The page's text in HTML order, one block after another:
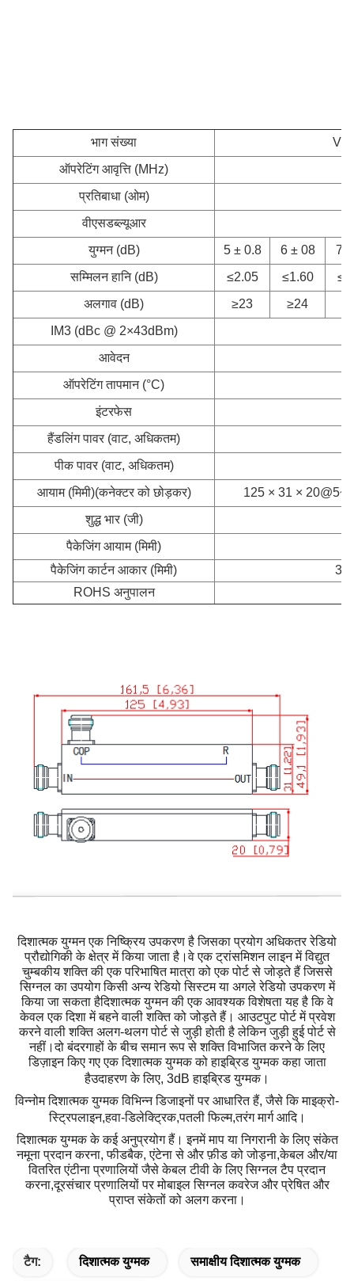
भाग संख्या
ऑपरेटिंग आवृत्ति (MHz)
प्रतिबाधा (ओम)
वीएसडब्ल्यूआर
युग्मन (dB)
5 ± 0.8 6 ± 08
7
सम्मिलन हानि (dB)
≤2.05 ≤1.60
अलगाव (dB)
≥23 ≥24
IM3 (dBc @ 2×43dBm)
आवेदन
ऑपरेटिंग तापमान (°C)
इंटरफेस
हैंडलिंग पावर (वाट, अधिकतम)
पीक पावर (वाट, अधिकतम)
आयाम (मिमी)(कनेक्टर को छोड़कर)
125 × 31 ×
शुद्ध भार (जी)
पैकेजिंग आयाम (मिमी)
पैकेजिंग कार्टन आकार (मिमी)
ROHS अनुपालन
दिशात्मक युग्मन एक निष्क्रिय उपकरण है जिसका प्रयोग अधिकतर रेडियो
प्रौद्योगिकी के क्षेत्र में किया जाता है।वे एक ट्रांसमिशन लाइन में विद्युत
चुम्बकीय शक्ति की एक परिभाषित मात्रा को एक पोर्ट से जोड़ते हैं जिससे
सिग्नल का उपयोग किसी अन्य रेडियो सिस्टम या अगले रेडियो उपकरण में
किया जा सकता हैदिशात्मक युग्मन की एक आवश्यक विशेषता यह है कि वे
केवल एक दिशा में बहने वाली शक्ति को जोड़ते हैं। आउटपुट पोर्ट में प्रवेश
करने वाली शक्ति अलग-थलग पोर्ट से जुड़ी होती है लेकिन जुड़ी हुई पोर्ट से
नहीं।दो बंदरगाहों के बीच समान रूप से शक्ति विभाजित करने के लिए
डिज़ाइन किए गए एक दिशात्मक युग्मक को हाइब्रिड युग्मक कहा जाता
हैउदाहरण के लिए, 3dB हाइब्रिड युग्मक।
विन्नोम दिशात्मक युग्मक विभिन्न डिजाइनों पर आधारित हैं, जैसे कि माइक्रो-
स्ट्रिपलाइन,हवा-डिलेक्ट्रिक,पतली फिल्म,तरंग मार्ग आदि।
दिशात्मक युग्मक के कई अनुप्रयोग हैं। इनमें माप या निगरानी के लिए संकेत
नमूना प्रदान करना, फीडबैक, एंटेना से और फ़ीड को जोड़ना,केबल और/या
वितरित एंटीना प्रणालियों जैसे केबल टीवी के लिए सिग्नल टैप प्रदान
करना,दूरसंचार प्रणालियों पर मोबाइल सिग्नल कवरेज और प्रेषित और
प्राप्त संकेतों को अलग करना।
टैग: दिशात्मक युग्मक समाक्षीय दिशात्मक युग्मक